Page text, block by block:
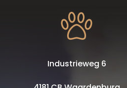
Industrieweg 6